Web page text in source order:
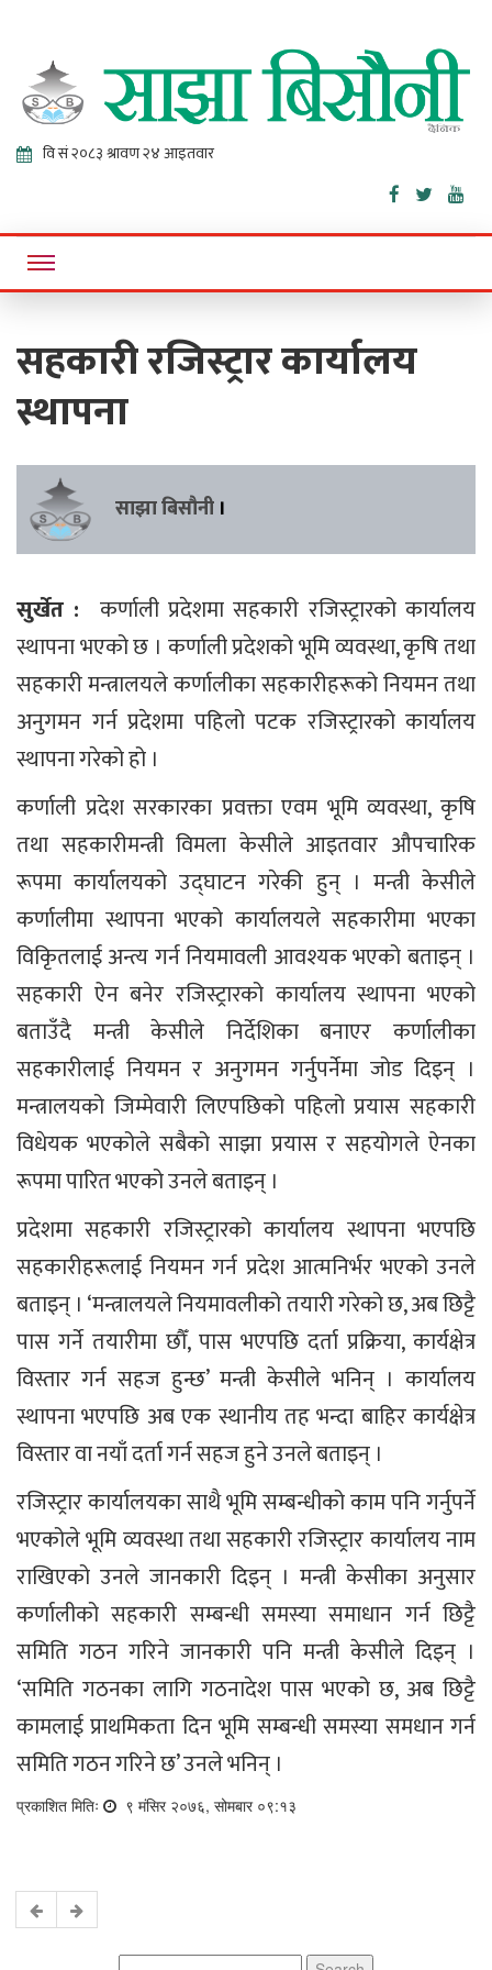
Sajha
Bisaunee
Online News Portal
सहकारी रजिस्ट्रार कार्यालय
स्थापना
साझा बिसौनी ।
सुर्खेत : कर्णाली प्रदेशमा सहकारी रजिस्ट्रारको कार्यालय
स्थापना भएको छ । कर्णाली प्रदेशको भूमि व्यवस्था, कृषि तथा
सहकारी मन्त्रालयले कर्णालीका सहकारीहरूको नियमन तथा
अनुगमन गर्न प्रदेशमा पहिलो पटक रजिस्ट्रारको कार्यालय
स्थापना गरेको हो ।
कर्णाली प्रदेश सरकारका प्रवक्ता एवम भूमि व्यवस्था, कृषि
तथा सहकारीमन्त्री विमला केसीले आइतवार औपचारिक
रूपमा कार्यालयको उद्घाटन गरेकी हुन् । मन्त्री केसीले
कर्णालीमा स्थापना भएको कार्यालयले सहकारीमा भएका
विकृितलाई अन्त्य गर्न नियमावली आवश्यक भएको बताइन् ।
सहकारी ऐन बनेर रजिस्ट्रारको कार्यालय स्थापना भएको
बताउँदै मन्त्री केसीले निर्देशिका बनाएर कर्णालीका
सहकारीलाई नियमन र अनुगमन गर्नुपर्नेमा जोड दिइन् ।
मन्त्रालयको जिम्मेवारी लिएपछिको पहिलो प्रयास सहकारी
विधेयक भएकोले सबैको साझा प्रयास र सहयोगले ऐनका
रूपमा पारित भएको उनले बताइन् ।
प्रदेशमा सहकारी रजिस्ट्रारको कार्यालय स्थापना भएपछि
सहकारीहरूलाई नियमन गर्न प्रदेश आत्मनिर्भर भएको उनले
बताइन् । ‘मन्त्रालयले नियमावलीको तयारी गरेको छ, अब छिट्टै
पास गर्ने तयारीमा छौँ, पास भएपछि दर्ता प्रक्रिया, कार्यक्षेत्र
विस्तार गर्न सहज हुन्छ’ मन्त्री केसीले भनिन् । कार्यालय
स्थापना भएपछि अब एक स्थानीय तह भन्दा बाहिर कार्यक्षेत्र
विस्तार वा नयाँ दर्ता गर्न सहज हुने उनले बताइन् ।
रजिस्ट्रार कार्यालयका साथै भूमि सम्बन्धीको काम पनि गर्नुपर्ने
भएकोले भूमि व्यवस्था तथा सहकारी रजिस्ट्रार कार्यालय नाम
राखिएको उनले जानकारी दिइन् । मन्त्री केसीका अनुसार
कर्णालीको सहकारी सम्बन्धी समस्या समाधान गर्न छिट्टै
समिति गठन गरिने जानकारी पनि मन्त्री केसीले दिइन् ।
‘समिति गठनका लागि गठनादेश पास भएको छ, अब छिट्टै
कामलाई प्राथमिकता दिन भूमि सम्बन्धी समस्या समधान गर्न
समिति गठन गरिने छ’ उनले भनिन् ।
प्रकाशित मितिः ९ मंसिर २०७६, सोमबार ०९:१३